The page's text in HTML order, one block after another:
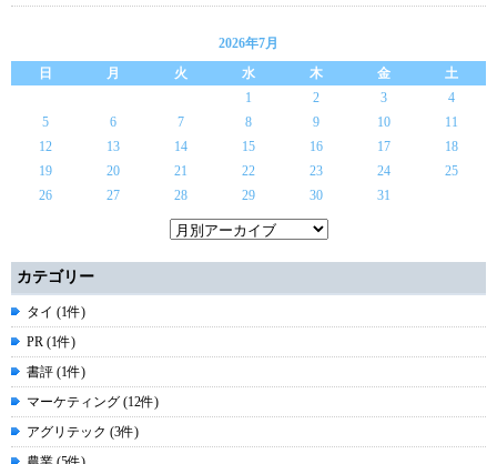
2026年7月
日
月 火 水 木 金
土
1
2 3
4
5
6 7 8 9 10
11
12
13 14 15 16 17
18
19
20 21 22 23 24
25
26
27 28 29 30 31
カテゴリー
タイ (1件)
PR (1件)
書評 (1件)
マーケティング (12件)
アグリテック (3件)